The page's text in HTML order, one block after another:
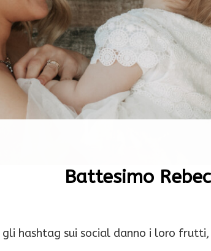
Battesimo
hashtag sui social danno i loro